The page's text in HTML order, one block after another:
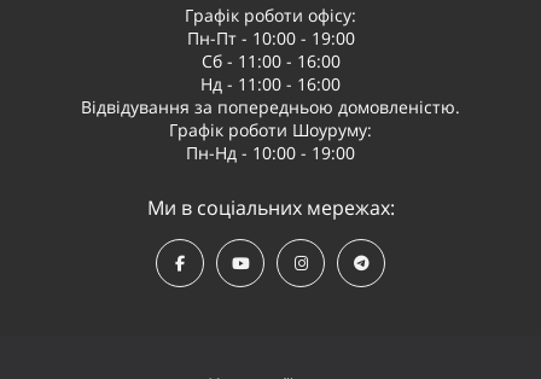
Графік роботи офісу:
Пн-Пт - 10:00 - 19:00
Сб - 11:00 - 16:00
Нд - 11:00 - 16:00
Відвідування за попередньою домовленістю.
Графік роботи Шоуруму:
Пн-Нд - 10:00 - 19:00
Ми в соціальних мережах: